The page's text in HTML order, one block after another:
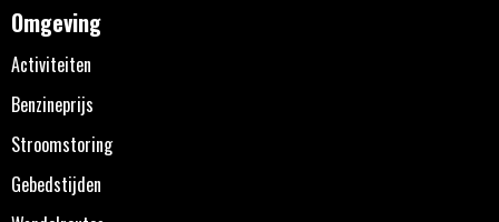
Omgeving
Activiteiten
Benzineprijs
Stroomstoring
Gebedstijden